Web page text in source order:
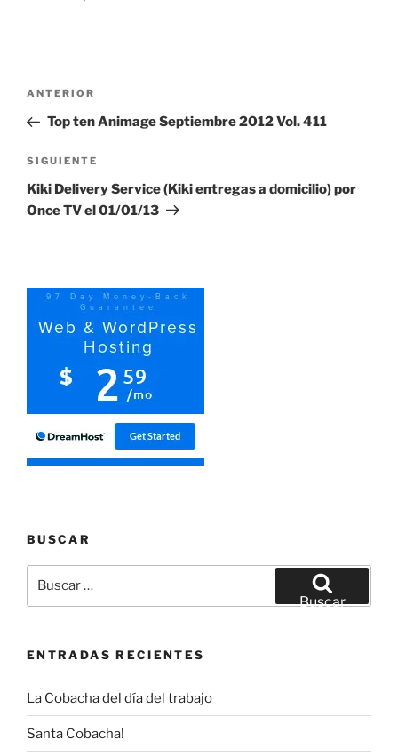
Navegación
entradas
Entrada
anterior:
ANTERIOR
Top ten Animage Septiembre 2012 Vol. 411
Siguiente
entrada
SIGUIENTE
Kiki Delivery Service (Kiki entregas a domicilio) por
Once TV el 01/01/13
BUSCAR
por:
Buscar
ENTRADAS RECIENTES
La Cobacha del día del trabajo
Santa Cobacha!